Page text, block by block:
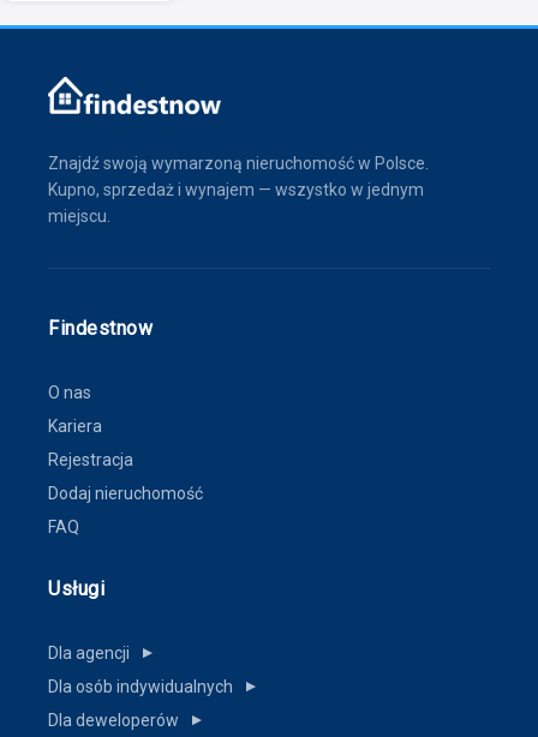
Znajdź swoją wymarzoną nieruchomość w Polsce.
Kupno, sprzedaż i wynajem — wszystko w jednym
miejscu.
Findestnow
O nas
Kariera
Rejestracja
Dodaj nieruchomość
FAQ
Usługi
Dla agencji ▼
Dla osób indywidualnych ▼
Dla deweloperów ▼